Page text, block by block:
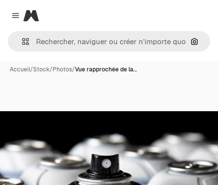
Close menu
Magnific
Accueil/Stock/Photos/Vue rapprochée de la…